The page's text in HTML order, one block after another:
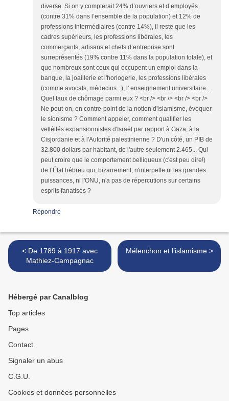
diverse. Si on y compterait 24% d’ouvriers et d’employés
(contre 31% dans l’ensemble de la population) et 12% de
professions intermédiaires (contre 14%), il reste que les
cadres supérieurs, les professions libérales, les
commerçants, artisans et chefs d’entreprise sont
surreprésentés (19% contre 11% dans la population totale), et
que nombreux sont ceux qui occupent un emploi dans la
banque, la joaillerie et l'horlogerie, les professions libérales
(comme avocats, médecins...), l' enseignement universitaire....
Quel taux de chômage parmi eux ? <br /> <br /> <br /> <br />
Ne peut-on, en contre-point de la notion d'islamisme, évoquer
le sionisme ? Comment appeler, comment qualifier les
velléités expansionnistes d'Israël par rapport à Gaza, à la
Cisjordanie et à l'Autorité palestinienne ? D'un côté, un PIB de
32.800 dollars par habitant, de l'autre seulement 2.465... Qui
peut croire que le comportement belliqueux (c'est peu dire!)
de l’État hébreu qui, bizarrement, n'interpelle ni les grandes
puissances, ni l'ONU, n'a pas de répercutions sur certains
esprits fanatisés ?
Répondre
< De 1789 à 1917 avec
Mathiez-Campagnac
Mélenchon et l’islamisme >
Hébergé par Canalblog
Top articles
Pages
Contact
Signaler un abus
C.G.U.
Cookies et données personnelles